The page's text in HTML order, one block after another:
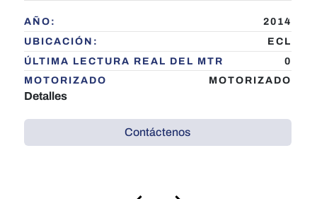
AÑO:
2014
UBICACIÓN:
ECL
ÚLTIMA LECTURA REAL DEL MTR
0
MOTORIZADO
MOTORIZADO
Detalles
Contáctenos